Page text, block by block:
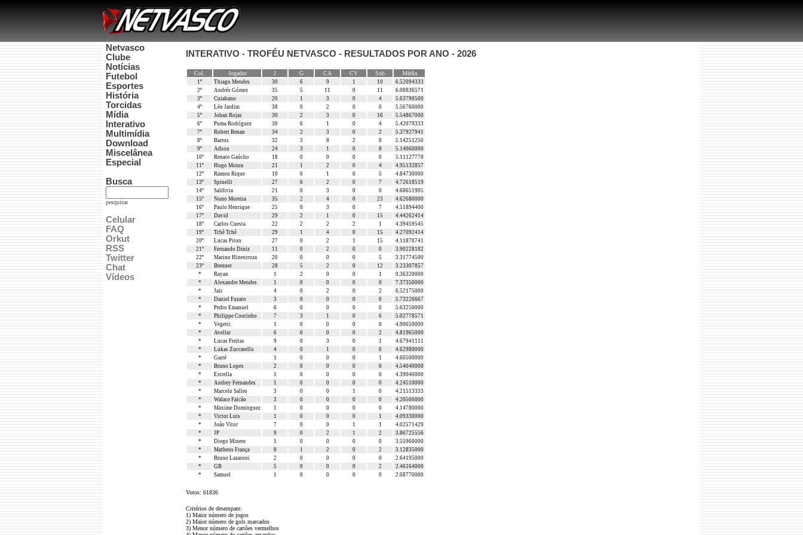
Netvasco
Clube
Notícias
Futebol
Esportes
História
Torcidas
Mídia
Interativo
Multimídia
Download
Miscelânea
Especial
Busca
pesquisar
Celular
FAQ
Orkut
RSS
Twitter
Chat
Vídeos
INTERATIVO - TROFÉU NETVASCO - RESULTADOS POR ANO - 2026
Col. Jogador J G CA CV Sub Média
1º Thiago Mendes 30 6 9 1 10
6.52094333
2º
Andrés Gómez 35 5 11 0 11
6.08836571
3º
Cuiabano 20 1 3 0 4
5.63790500
4º
Léo Jardim 38 0 2 0 0
5.56760000
5º
Johan Rojas 30 2 3 0 16
5.54867000
6º
Puma Rodríguez 30 6 1 0 4
5.42079333
7º
Robert Renan 34 2 3 0 2
5.37927941
8º
Barros 32 3 8 2 8
5.14251250
9º
Adson 24 3 1 0 8
5.14060000
10º
Renato Gaúcho 18 0 0 0 0
5.11127778
11º
Hugo Moura 21 1 2 0 4
4.95132857
12º
Ramon Rique 10 0 1 0 5
4.84730000
13º
Spinelli 27 6 2 0 7
4.72618519
14º
Saldivia 21 0 3 0 0
4.68651905
15º
Nuno Moreira 35 2 4 0 23
4.62680000
16º
Paulo Henrique 25 0 3 0 7
4.51894400
17º
David 29 2 1 0 15
4.44262414
18º
Carlos Cuesta 22 2 2 2 1
4.39459545
19º
Tchê Tchê 29 1 4 0 15
4.27092414
20º
Lucas Piton 27 0 2 1 15
4.11870741
21º
Fernando Diniz 11 0 2 0 0
3.90228182
22º
Marino Hinestroza 20 0 0 0 5
3.31774500
23º
Brenner 28 5 2 0 12
3.23307857
*
Rayan 1 2 0 0 1
9.36320000
*
Alexandre Mendes 1 0 0 0 0
7.37350000
*
Jair 4 0 2 0 2
6.52175000
*
Daniel Fuzato 3 0 0 0 0
5.73226667
*
Pedro Emanuel 6 0 0 0 0
5.63250000
*
Philippe Coutinho 7 3 1 0 6
5.02778571
*
Vegetti 1 0 0 0 0
4.90650000
*
Avellar 6 0 0 0 2
4.81965000
*
Lucas Freitas 9 0 3 0 1
4.67941111
*
Lukas Zuccarello 4 0 1 0 0
4.62980000
*
Garré 1 0 0 0 1
4.60500000
*
Bruno Lopes 2 0 0 0 0
4.54040000
*
Estrella 1 0 0 0 0
4.39040000
*
Andrey Fernandes 1 0 0 0 0
4.24510000
*
Marcelo Salles 3 0 0 1 0
4.21513333
*
Walace Falcão 3 0 0 0 0
4.20500000
*
Maxime Dominguez 1 0 0 0 0
4.14780000
*
Victor Luis 1 0 0 0 1
4.09330000
*
João Vitor 7 0 0 1 1
4.02571429
*
JP 9 0 2 1 2
3.86725556
*
Diego Minete 1 0 0 0 0
3.55960000
*
Matheus França 8 1 2 0 2
3.12835000
*
Bruno Lazaroni 2 0 0 0 0
2.64195000
*
GB 5 0 0 0 2
2.46164000
*
Samuel 1 0 0 0 0 2.08770000
Votos: 61836
Critérios de desempate:
1) Maior número de jogos
2) Maior número de gols marcados
3) Menor número de cartões vermelhos